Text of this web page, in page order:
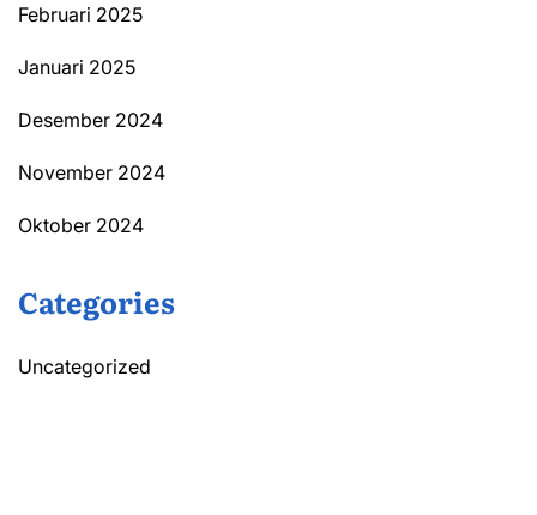
Februari 2025
Januari 2025
Desember 2024
November 2024
Oktober 2024
Categories
Uncategorized